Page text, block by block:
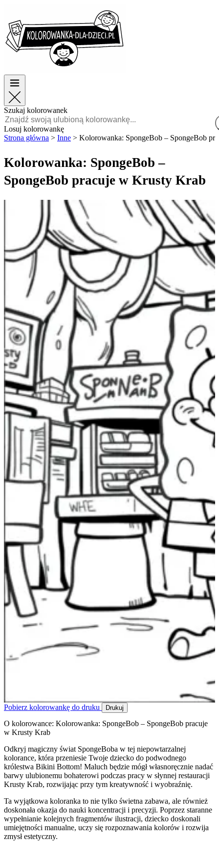
TOP kategorie
Dla chłopców
Dla dziewczynek
Polski
POLSKI
FRANÇAIS
MALAGASY
TOP kategorie
Dla chłopców
Dla dziewczynek
Szukaj kolorowanek
Losuj kolorowankę
Strona główna > Inne > Kolorowanka: SpongeBob – SpongeBob
Kolorowanka: SpongeBob –
SpongeBob pracuje w Krusty Krab
Pobierz kolorowankę do druku Drukuj
O kolorowance: Kolorowanka: SpongeBob – SpongeBob pracuje
w Krusty Krab
Odkryj magiczny świat SpongeBoba w tej niepowtarzalnej
kolorance, która przeniesie Twoje dziecko do podwodnego
królestwa Bikini Bottom! Maluch będzie mógł własnoręcznie nadać
barwy ulubionemu bohaterowi podczas pracy w słynnej restauracji
Krusty Krab, rozwijając przy tym kreatywność i wyobraźnię.
Ta wyjątkowa koloranka to nie tylko świetna zabawa, ale również
doskonała okazja do nauki koncentracji i precyzji. Poprzez staranne
wypełnianie kolejnych fragmentów ilustracji, dziecko doskonali
umiejętności manualne, uczy się rozpoznawania kolorów i rozwija
zmysł estetyczny.